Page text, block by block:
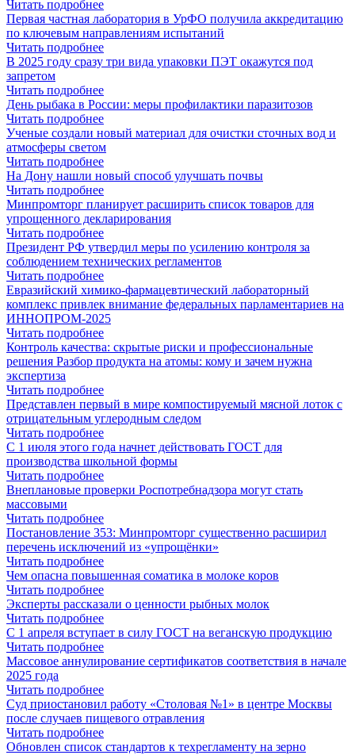
Читать подробнее
Первая частная лаборатория в УрФО получила аккредитацию
по ключевым направлениям испытаний
Читать подробнее
В 2025 году сразу три вида упаковки ПЭТ окажутся под
запретом
Читать подробнее
День рыбака в России: меры профилактики паразитозов
Читать подробнее
Ученые создали новый материал для очистки сточных вод и
атмосферы светом
Читать подробнее
На Дону нашли новый способ улучшать почвы
Читать подробнее
Минпромторг планирует расширить список товаров для
упрощенного декларирования
Читать подробнее
Президент РФ утвердил меры по усилению контроля за
соблюдением технических регламентов
Читать подробнее
Евразийский химико-фармацевтический лабораторный
комплекс привлек внимание федеральных парламентариев на
ИННОПРОМ-2025
Читать подробнее
Контроль качества: скрытые риски и профессиональные
решения Разбор продукта на атомы: кому и зачем нужна
экспертиза
Читать подробнее
Представлен первый в мире компостируемый мясной лоток с
отрицательным углеродным следом
Читать подробнее
С 1 июля этого года начнет действовать ГОСТ для
производства школьной формы
Читать подробнее
Внеплановые проверки Роспотребнадзора могут стать
массовыми
Читать подробнее
Постановление 353: Минпромторг существенно расширил
перечень исключений из «упрощёнки»
Читать подробнее
Чем опасна повышенная соматика в молоке коров
Читать подробнее
Эксперты рассказали о ценности рыбных молок
Читать подробнее
С 1 апреля вступает в силу ГОСТ на веганскую продукцию
Читать подробнее
Массовое аннулирование сертификатов соответствия в начале
2025 года
Читать подробнее
Суд приостановил работу «Столовая №1» в центре Москвы
после случаев пищевого отравления
Читать подробнее
Обновлен список стандартов к техрегламенту на зерно